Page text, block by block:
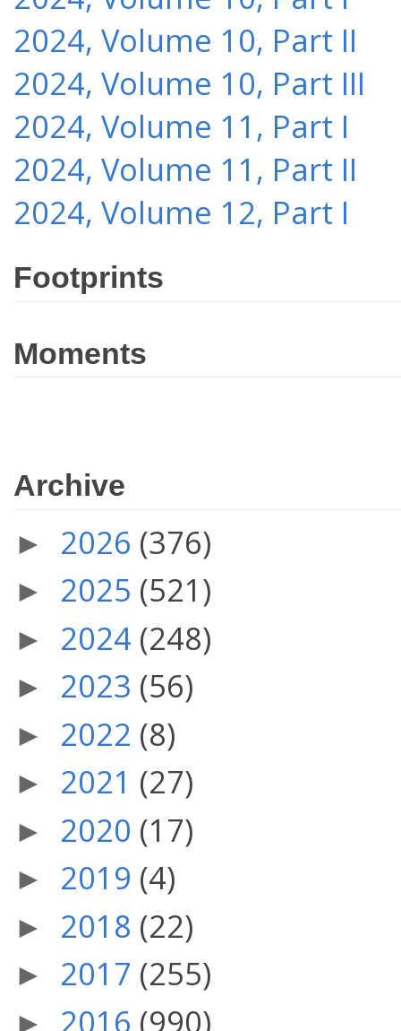
2024, Volume 10, Part II
2024, Volume 10, Part III
2024, Volume 11, Part I
2024, Volume 11, Part II
2024, Volume 12, Part I
Footprints
Moments
Archive
► 2026 (376)
► 2025 (521)
► 2024 (248)
► 2023 (56)
► 2022 (8)
► 2021 (27)
► 2020 (17)
► 2019 (4)
► 2018 (22)
► 2017 (255)
► 2016 (990)